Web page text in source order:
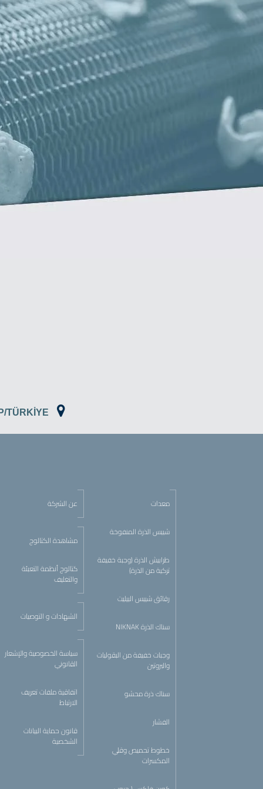
TÜRKİYE
معدات
شيبس الذرة المنفوخة
طرابيش الذرة (وجبة خفيفة
تركية من الذرة)
رقائق شيبس البيليت
سناك الذرة NIKNAK
وجبات خفيفة من البقوليات
والبروتين
سناك ذرة محشو
الفشار
خطوط تحميص وقلي
المكسرات
عن الشركة
مشاهدة الكتالوج
كتالوج أنظمة التعبئة
والتغليف
الشهادات و التوصيات
سياسة الخصوصية والإشعار
القانوني
اتفاقية ملفات تعريف
الارتباط
قانون حماية البيانات
الشخصية